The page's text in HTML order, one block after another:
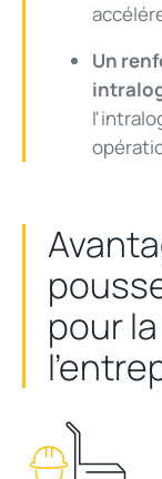
Un
pour